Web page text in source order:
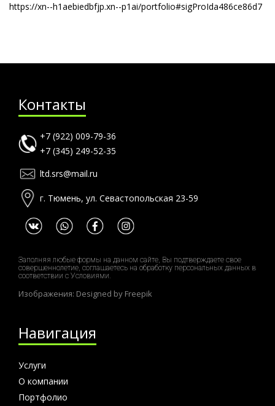
https://xn--h1aebiedbfjp.xn--p1ai/portfolio#sigProIda486ce86d7
Контакты
+7 (922) 009-79-36
+7 (345) 249-52-35
ltd.srs@mail.ru
г. Тюмень, ул. Севастопольская 23-59
Заполняя любые формы на данном сайте, Вы подтверждаете свое
совершеннолетие, соглашаетесь на обработку персональных данных в
соответствии с Условиями.
Изображения: Designed by Freepik
Навигация
Услуги
О компании
Портфолио